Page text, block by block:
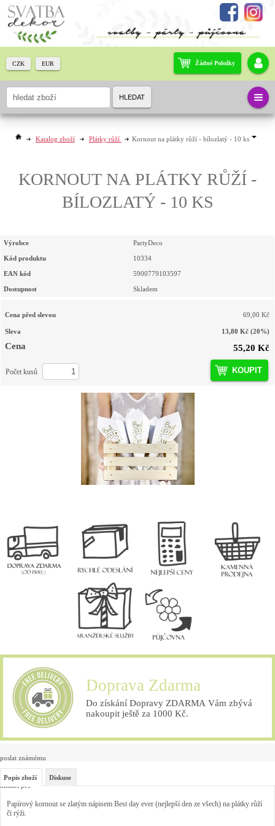
Katalog zboží Plátky růží Kornout na plátky růží - bílozlatý - 10 ks
KORNOUT NA PLÁTKY RŮŽÍ -
BÍLOZLATÝ - 10 KS
Výrobce PartyDeco
Kód produktu 10334
EAN kód 5900779103597
Dostupnost Skladem
Cena před slevou 69,00 Kč
Sleva 13,80 Kč (20%)
Cena 55,20 Kč
KOUPIT
Počet kusů
Doprava Zdarma
Do získání Dopravy ZDARMA Vám zbývá
nakoupit ještě za 1000 Kč.
poslat známému
hlídací pes
Popis zboží Diskuse
Papírový kornout se zlatým nápisem Best day ever (nejlepší den ze všech) na plátky růží
či rýži.
Žádné Položky
CZK EUR
HLEDAT